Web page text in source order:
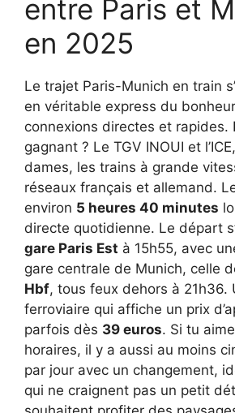
entre Paris et
en 2025
Le trajet Paris-Munich en train
en véritable express du
connexions directes et rapides.
gagnant ? Le TGV INOUI et
dames, les trains à grande
réseaux français et allemand.
environ 5 heures 40 minutes
directe quotidienne. Le départ
gare Paris Est à 15h55, avec
gare centrale de Munich, celle
Hbf, tous feux dehors à 21h36.
ferroviaire qui affiche un prix
parfois dès 39 euros. Si tu
horaires, il y a aussi au moins
par jour avec un changement,
qui ne craignent pas un petit